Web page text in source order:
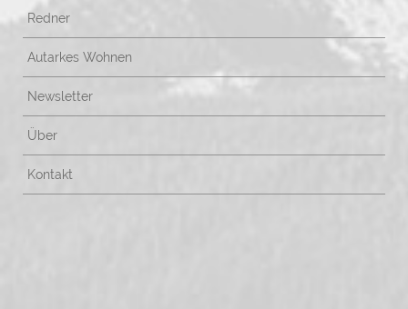
Redner
Autarkes Wohnen
Newsletter
Über
Kontakt